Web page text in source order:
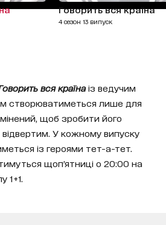
Говорить вся країна
4 сезон 13 випуск
вся країнаіз ведучим
створюватиметься лише для
щоб зробити його
У кожному випуску
із героями тет-а-тет.
щоп’ятниці о 20:00 на
1+1.